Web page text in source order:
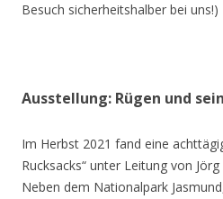
Besuch sicherheitshalber bei uns!)
Ausstellung: Rügen und
Im Herbst 2021 fand eine
Rucksacks“ unter Leitung von
Neben dem Nationalpark